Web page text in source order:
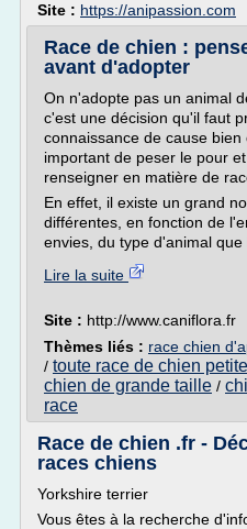
Site : https://anipassion.com
Race de chien :
avant d'adopter
On n'adopte pas un animal
c'est une décision qu'il faut
connaissance de cause
important de peser le pour
renseigner en matière de
En effet, il existe un grand
différentes, en fonction de
envies, du type d'animal que
Lire la suite
Site : http://www.caniflora.fr
Thèmes liés : race chien
/ toute race de chien
chien de grande taille /
race
Race de chien .fr -
races chiens
Yorkshire terrier
Vous êtes à la recherche